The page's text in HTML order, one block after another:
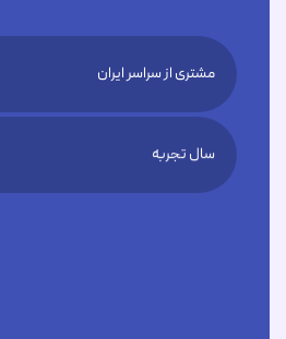
مشتری از سراسر ایران
سال تجربه